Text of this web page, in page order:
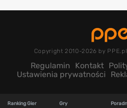
Copyright 2010-2026 by
Regulamin Kontakt
Ustawienia prywatności
Ranking Gier Gry